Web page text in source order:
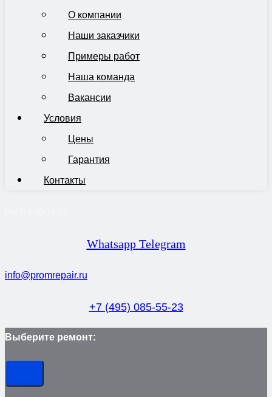
О компании
Наши заказчики
Примеры работ
Наша команда
Вакансии
Условия
Цены
Гарантия
Контакты
Whatsapp Telegram
info@promrepair.ru
+7 (495) 085-55-23
Выберите ремонт: